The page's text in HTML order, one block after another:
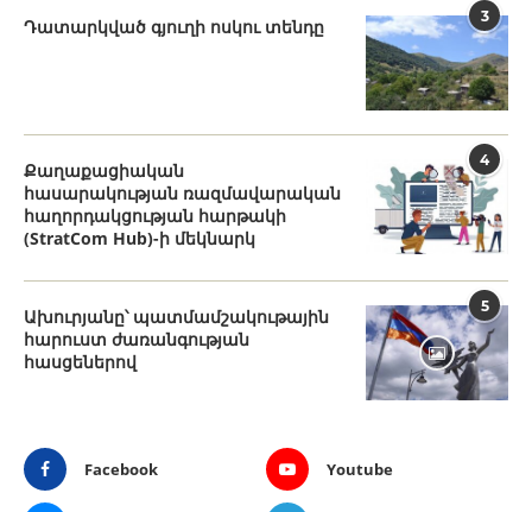
3
Դատարկված գյուղի ոսկու տենդը
4
Քաղաքացիական
հասարակության ռազմավարական
հաղորդակցության հարթակի
(StratCom Hub)-ի մեկնարկ
5
Ախուրյանը՝ պատմամշակութային
հարուստ ժառանգության
հասցեներով
Facebook Youtube